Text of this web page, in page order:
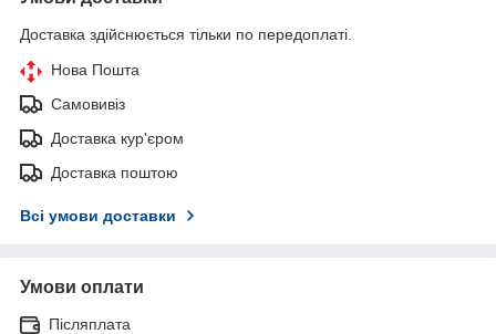
Доставка здійснюється тільки по передоплаті.
Нова Пошта
Самовивіз
Доставка кур'єром
Доставка поштою
Всі умови доставки
Умови оплати
Післяплата